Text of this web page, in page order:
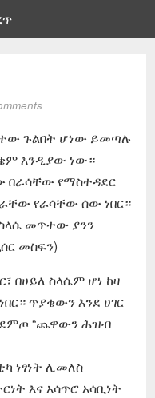
ጉልበት ሆነው ይመጣሉ
እንዲያው ነው።
በራሳቸው የማስተዳደር
የራሳቸው ሰው ነበር።
መጥተው ያንን
መስፍን)
በሀይለ ስላሴም ሆነ ከዛ
ጥያቄውን እንደ ሀገር
“ጨዋውን ሕዝብ
ነፃነት ሊመለስ
እና አሳጥሮ አሳቢነት